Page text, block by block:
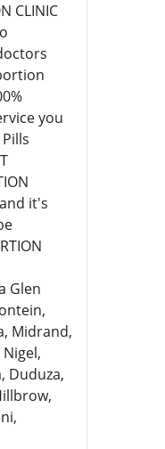
CLINIC
you
it's
Glen
Midrand,
Duduza,